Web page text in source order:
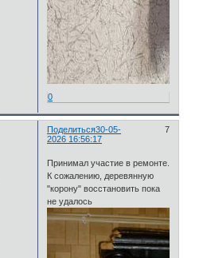
0
Поделиться 7
30-05-
2026 16:56:17
Принимал участие в ремонте.
К сожалению, деревянную
"корону" восстановить пока
не удалось